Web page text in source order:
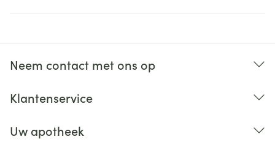
Neem contact met ons op
Klantenservice
Uw apotheek